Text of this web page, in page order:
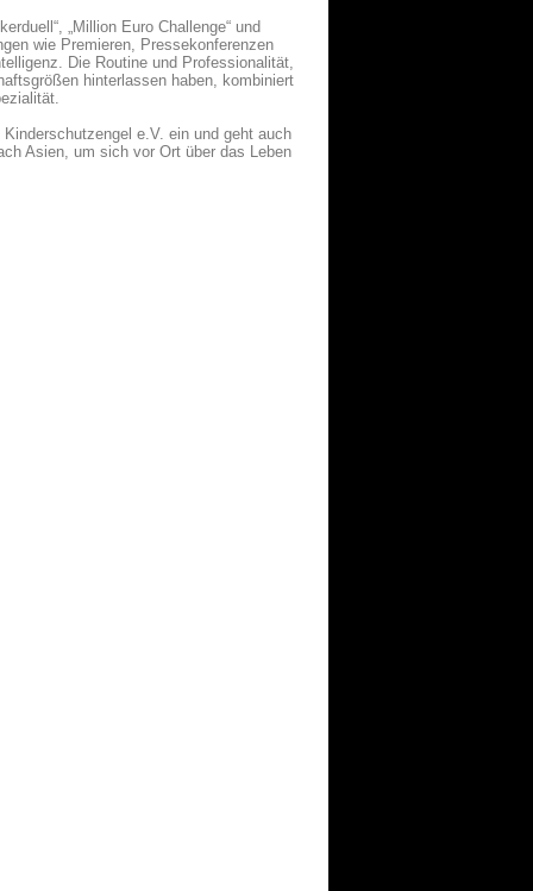
„Million Euro Challenge“ und
wie Premieren, Pressekonferenzen
Die Routine und Professionalität,
hinterlassen haben, kombiniert
e.V. ein und geht auch
Asien, um sich vor Ort über das Leben